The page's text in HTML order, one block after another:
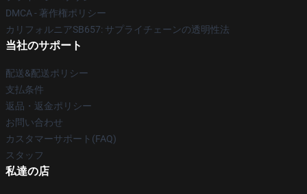
DMCA - 著作権ポリシー
カリフォルニアSB657: サプライチェーンの透明性法
当社のサポート
配送&配送ポリシー
支払条件
返品・返金ポリシー
お問い合わせ
カスタマーサポート(FAQ)
スタッフ
私達の店